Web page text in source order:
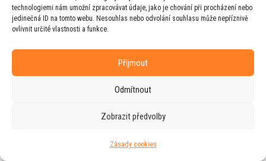
technologiemi nám umožní zpracovávat údaje, jako je chování při procházení nebo
jedinečná ID na tomto webu. Nesouhlas nebo odvolání souhlasu může nepříznivě
ovlivnit určité vlastnosti a funkce.
Příjmout
Odmítnout
Zobrazit předvolby
Zásady cookies
Web vytvořila firmaRUDIve spolupráci s
agenturou